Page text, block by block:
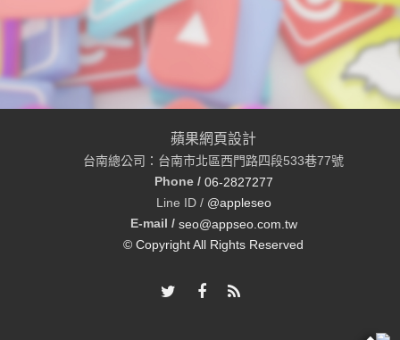
蘋果網頁設計
台南總公司：台南市北區西門路四段533巷77號
Phone / 06-2827277
Line ID / @appleseo
E-mail / seo@appseo.com.tw
© Copyright All Rights Reserved